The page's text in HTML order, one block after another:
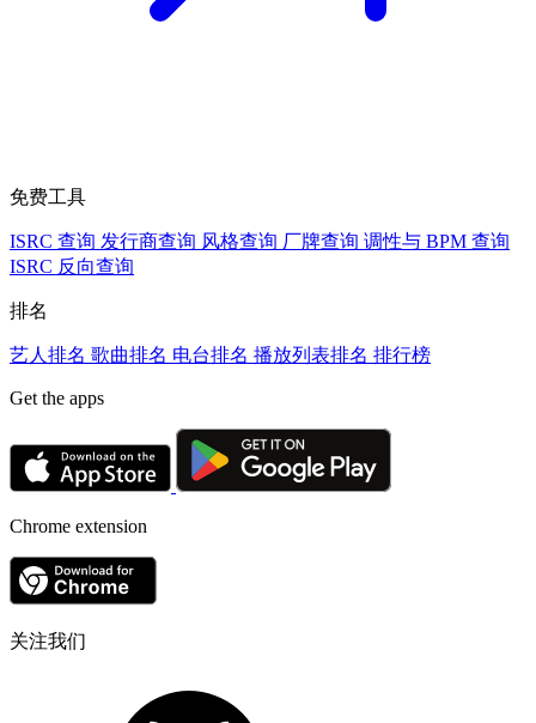
免费工具
ISRC 查询 发行商查询 风格查询 厂牌查询 调性与 BPM 查询
ISRC 反向查询
排名
艺人排名 歌曲排名 电台排名 播放列表排名 排行榜
Get the apps
Chrome extension
关注我们